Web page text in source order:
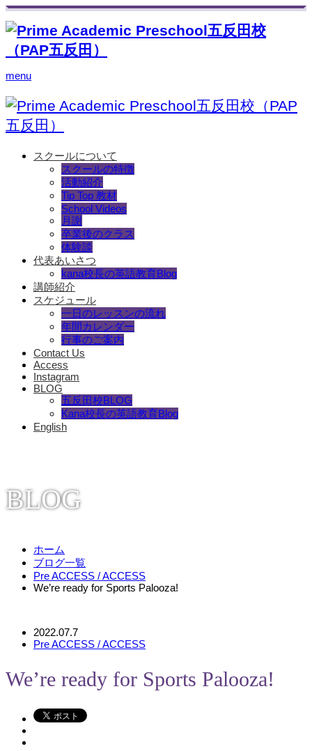
menu
スクールについて
スクールの特徴
活動紹介
Tip Top 教材
School Videos
月謝
卒業後のクラス
体験談
代表あいさつ
kana校長の英語教育Blog
講師紹介
スケジュール
一日のレッスンの流れ
年間カレンダー
行事のご案内
Contact Us
Access
Instagram
BLOG
五反田校BLOG
Kana校長の英語教育Blog
English
BLOG
ホーム
ブログ一覧
Pre ACCESS / ACCESS
We’re ready for Sports Palooza!
2022.07.7
Pre ACCESS / ACCESS
We’re ready for Sports Palooza!